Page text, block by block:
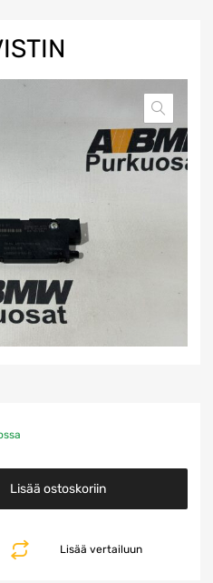
Lisää ostoskoriin
Lisää vertailuun